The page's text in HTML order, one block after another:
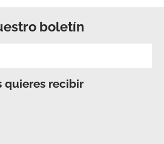
boletín
quieres recibir